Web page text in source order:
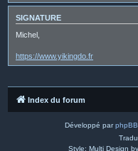
SIGNATURE
Michel,
https://www.yikingdo.fr
Index du forum
Développé parphpBB
Style: Multi Design